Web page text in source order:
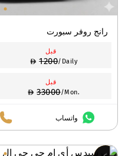
رانج روفر سبورت
قبل
1200/Daily
قبل
33000/Mon.
واتساب